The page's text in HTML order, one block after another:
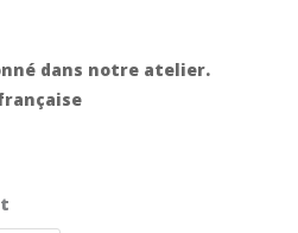
dans notre atelier.